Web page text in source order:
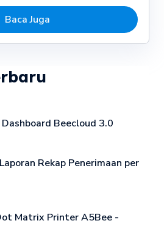
Baca Juga
Beecloud 3.0
Rekap Penerimaan per
Matrix Printer A5Bee -